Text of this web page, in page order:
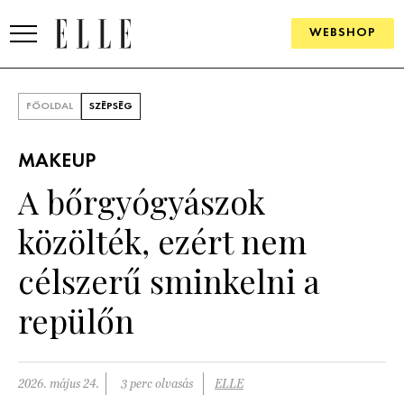
WEBSHOP
SZÉPSÉG
PÁRKAPCSOLAT
FŐOLDAL SZÉPSÉG
MAKEUP
A bőrgyógyászok
közölték, ezért nem
célszerű sminkelni a
repülőn
2026. május 24. 3 perc olvasás ELLE